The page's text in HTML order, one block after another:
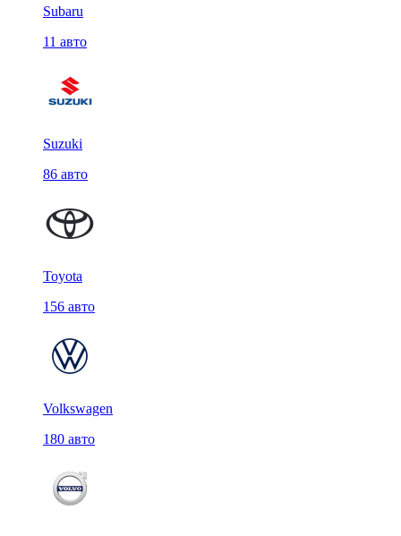
Subaru
11 авто
Suzuki
86 авто
Toyota
156 авто
Volkswagen
180 авто